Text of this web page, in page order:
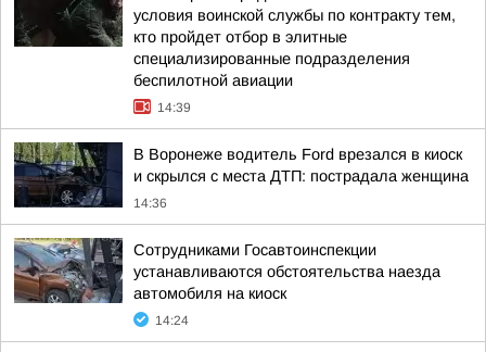
условия воинской службы по контракту тем,
кто пройдет отбор в элитные
специализированные подразделения
беспилотной авиации
14:39
В Воронеже водитель Ford врезался в киоск
и скрылся с места ДТП: пострадала женщина
14:36
Сотрудниками Госавтоинспекции
устанавливаются обстоятельства наезда
автомобиля на киоск
14:24